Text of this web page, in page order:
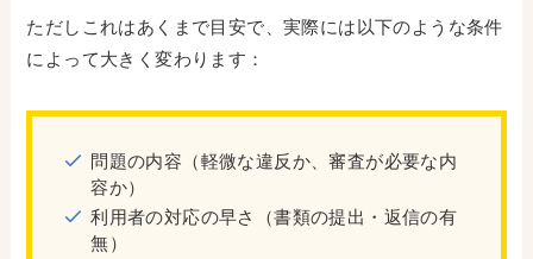
ただしこれはあくまで目安で、実際には以下のような条件
によって大きく変わります：
問題の内容（軽微な違反か、審査が必要な内
容か）
利用者の対応の早さ（書類の提出・返信の有
無）